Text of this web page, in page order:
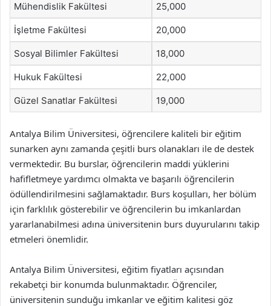
Mühendislik Fakültesi 25,000
İşletme Fakültesi 20,000
Sosyal Bilimler Fakültesi 18,000
Hukuk Fakültesi 22,000
Güzel Sanatlar Fakültesi 19,000
Antalya Bilim Üniversitesi, öğrencilere kaliteli bir eğitim
sunarken aynı zamanda çeşitli burs olanakları ile de destek
vermektedir. Bu burslar, öğrencilerin maddi yüklerini
hafifletmeye yardımcı olmakta ve başarılı öğrencilerin
ödüllendirilmesini sağlamaktadır. Burs koşulları, her bölüm
için farklılık gösterebilir ve öğrencilerin bu imkanlardan
yararlanabilmesi adına üniversitenin burs duyurularını takip
etmeleri önemlidir.
Antalya Bilim Üniversitesi, eğitim fiyatları açısından
rekabetçi bir konumda bulunmaktadır. Öğrenciler,
üniversitenin sunduğu imkanlar ve eğitim kalitesi göz